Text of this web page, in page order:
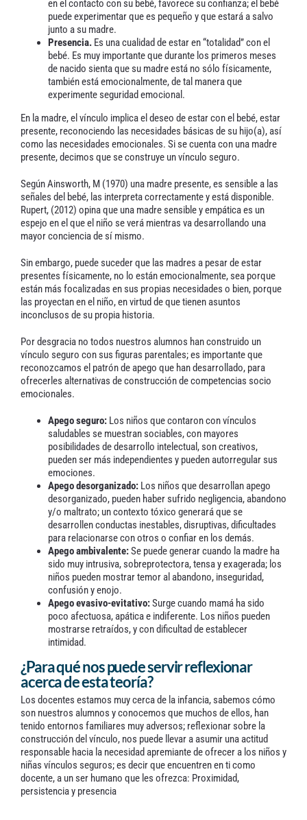
en el contacto con su bebé, favorece su confianza; el bebé
puede experimentar que es pequeño y que estará a salvo
junto a su madre.
Presencia.Es una cualidad de estar en “totalidad” con el
bebé. Es muy importante que durante los primeros meses
de nacido sienta que su madre está no sólo físicamente,
también está emocionalmente, de tal manera que
experimente seguridad emocional.
En la madre, el vínculo implica el deseo de estar con el bebé, estar
presente, reconociendo las necesidades básicas de su hijo(a), así
como las necesidades emocionales. Si se cuenta con una madre
presente, decimos que se construye un vínculo seguro.
Según Ainsworth, M (1970) una madre presente, es sensible a las
señales del bebé, las interpreta correctamente y está disponible.
Rupert, (2012) opina que una madre sensible y empática es un
espejo en el que el niño se verá mientras va desarrollando una
mayor conciencia de sí mismo.
Sin embargo, puede suceder que las madres a pesar de estar
presentes físicamente, no lo están emocionalmente, sea porque
están más focalizadas en sus propias necesidades o bien, porque
las proyectan en el niño, en virtud de que tienen asuntos
inconclusos de su propia historia.
Por desgracia no todos nuestros alumnos han construido un
vínculo seguro con sus figuras parentales; es importante que
reconozcamos el patrón de apego que han desarrollado, para
ofrecerles alternativas de construcción de competencias socio
emocionales.
Apego seguro:Los niños que contaron con vínculos
saludables se muestran sociables, con mayores
posibilidades de desarrollo intelectual, son creativos,
pueden ser más independientes y pueden autorregular sus
emociones.
Apego desorganizado:Los niños que desarrollan apego
desorganizado, pueden haber sufrido negligencia, abandono
y/o maltrato; un contexto tóxico generará que se
desarrollen conductas inestables, disruptivas, dificultades
para relacionarse con otros o confiar en los demás.
Apego ambivalente:Se puede generar cuando la madre ha
sido muy intrusiva, sobreprotectora, tensa y exagerada; los
niños pueden mostrar temor al abandono, inseguridad,
confusión y enojo.
Apego evasivo-evitativo:Surge cuando mamá ha sido
poco afectuosa, apática e indiferente. Los niños pueden
mostrarse retraídos, y con dificultad de establecer
intimidad.
¿Para qué nos puede servir reflexionar
acerca de esta teoría?
Los docentes estamos muy cerca de la infancia, sabemos cómo
son nuestros alumnos y conocemos que muchos de ellos, han
tenido entornos familiares muy adversos; reflexionar sobre la
construcción del vínculo, nos puede llevar a asumir una actitud
responsable hacia la necesidad apremiante de ofrecer a los niños y
niñas vínculos seguros; es decir que encuentren en ti como
docente, a un ser humano que les ofrezca: Proximidad,
persistencia y presencia